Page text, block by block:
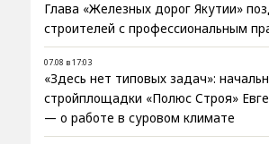
Глава «Железных дорог Якутии»
строителей с профессиональным
07.08 в 17:03
«Здесь нет типовых задач»:
стройплощадки «Полюс Строя»
— о работе в суровом климате